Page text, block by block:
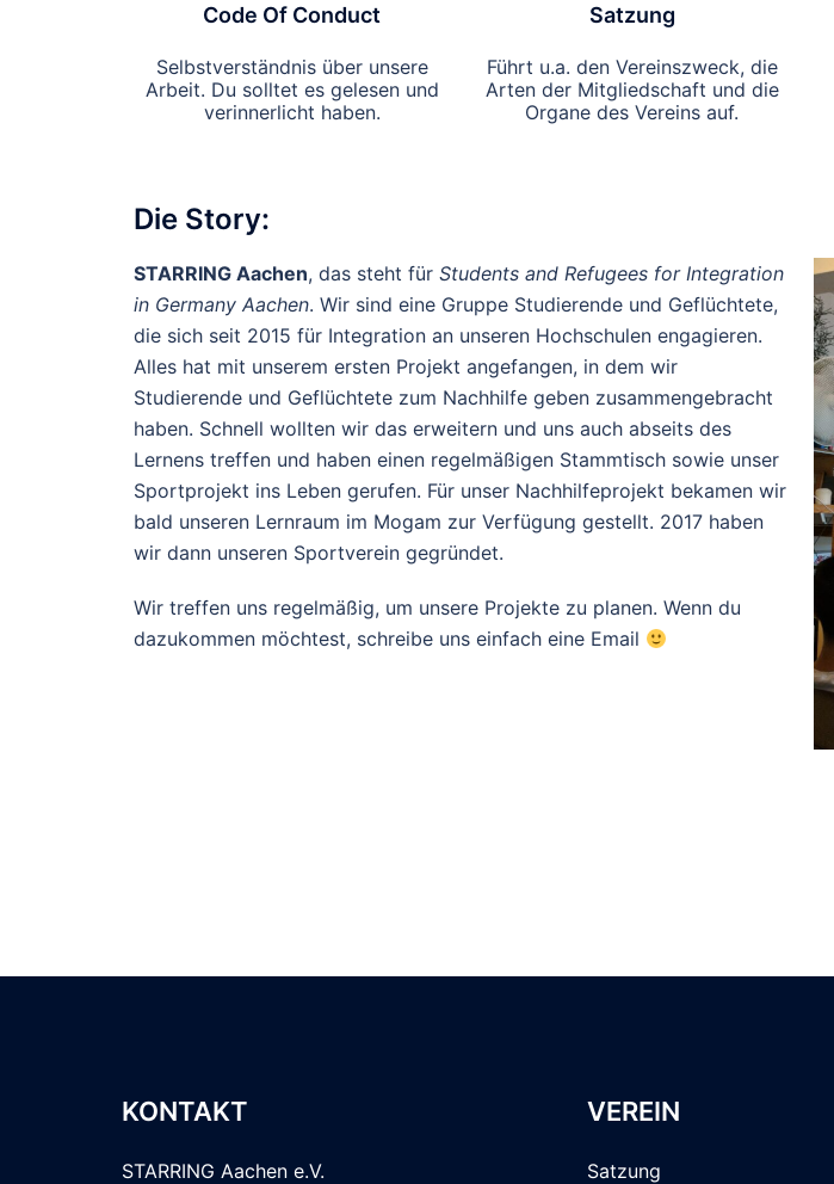
Code Of Conduct
Selbstverständnis über unsere
Arbeit. Du solltet es gelesen und
verinnerlicht haben.
Satzung
Führt u.a. den Vereinszweck, die
Arten der Mitgliedschaft und die
Organe des Vereins auf.
Die Story:
STARRING Aachen, das steht für Students and Refugees for Integration
in Germany Aachen. Wir sind eine Gruppe Studierende und Geflüchtete,
die sich seit 2015 für Integration an unseren Hochschulen engagieren.
Alles hat mit unserem ersten Projekt angefangen, in dem wir
Studierende und Geflüchtete zum Nachhilfe geben zusammengebracht
haben. Schnell wollten wir das erweitern und uns auch abseits des
Lernens treffen und haben einen regelmäßigen Stammtisch sowie unser
Sportprojekt ins Leben gerufen. Für unser Nachhilfeprojekt bekamen wir
bald unseren Lernraum im Mogam zur Verfügung gestellt. 2017 haben
wir dann unseren Sportverein gegründet.
Wir treffen uns regelmäßig, um unsere Projekte zu planen. Wenn du
dazukommen möchtest, schreibe uns einfach eine Email
KONTAKT
STARRING Aachen e.V.
VEREIN
Satzung